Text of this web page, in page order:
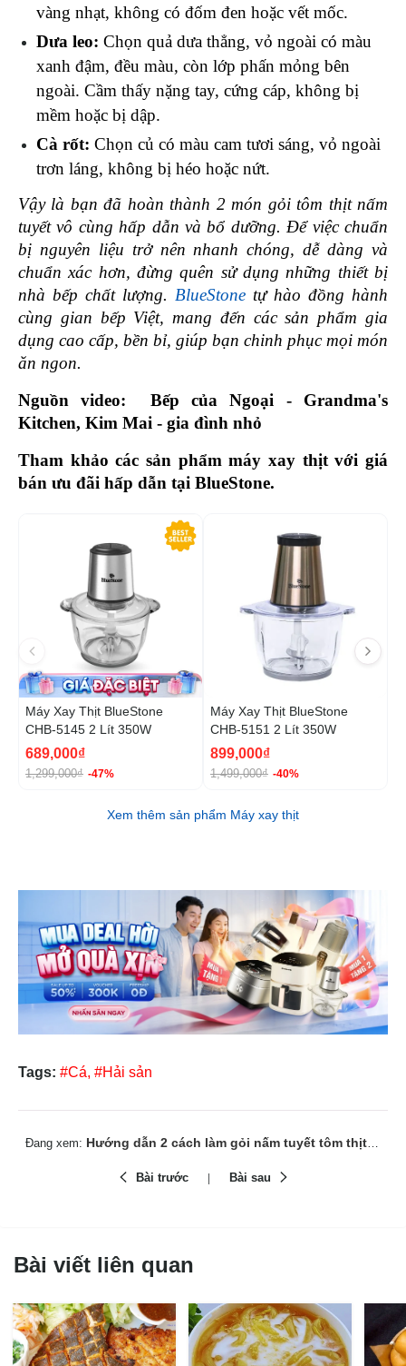
vàng nhạt, không có đốm đen hoặc vết mốc.
Dưa leo: Chọn quả dưa thẳng, vỏ ngoài có màu
xanh đậm, đều màu, còn lớp phấn mỏng bên
ngoài. Cầm thấy nặng tay, cứng cáp, không bị
mềm hoặc bị dập.
Cà rốt: Chọn củ có màu cam tươi sáng, vỏ ngoài
trơn láng, không bị héo hoặc nứt.
Vậy là bạn đã hoàn thành 2 món gỏi tôm thịt nấm
tuyết vô cùng hấp dẫn và bổ dưỡng. Để việc chuẩn
bị nguyên liệu trở nên nhanh chóng, dễ dàng và
chuẩn xác hơn, đừng quên sử dụng những thiết bị
nhà bếp chất lượng. BlueStone tự hào đồng hành
cùng gian bếp Việt, mang đến các sản phẩm gia
dụng cao cấp, bền bỉ, giúp bạn chinh phục mọi món
ăn ngon.
Nguồn video:  Bếp của Ngoại - Grandma's
Kitchen, Kim Mai - gia đình nhỏ
Tham khảo các sản phẩm máy xay thịt với giá
bán ưu đãi hấp dẫn tại BlueStone.
Máy Xay Thịt BlueStone
CHB-5145 2 Lít 350W
689,000₫
1,299,000₫ -47%
Máy Xay Thịt BlueStone
CHB-5151 2 Lít 350W
899,000₫
1,499,000₫ -40%
Xem thêm sản phẩm Máy xay thịt
Tags: #Cá, #Hải sản
Đang xem: Hướng dẫn 2 cách làm gỏi nấm tuyết tôm thịt ngon khó cưỡng
Bài trước Bài sau
Bài viết liên quan